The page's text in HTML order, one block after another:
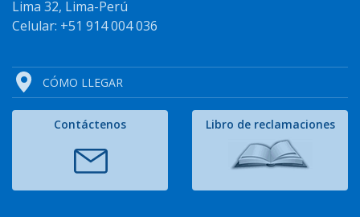
Lima 32, Lima-Perú
Celular: +51 914 004 036
CÓMO LLEGAR
Contáctenos Libro de reclamaciones